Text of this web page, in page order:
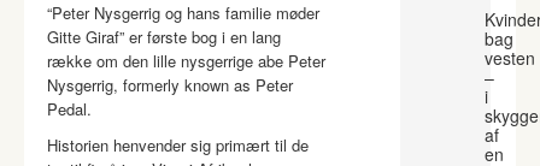
“Peter Nysgerrig og hans familie møder
Gitte Giraf” er første bog i en lang
række om den lille nysgerrige abe Peter
Nysgerrig, formerly known as Peter
Pedal.
Historien henvender sig primært til de
bag
vesten
–
i
af
en